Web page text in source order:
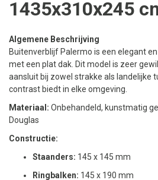
1435x310x245
Algemene Beschrijving
Buitenverblijf Palermo is een elegant
met een plat dak. Dit model is zeer
aansluit bij zowel strakke als landelijke
contrast biedt in elke omgeving.
Materiaal: Onbehandeld, kunstmatig
Douglas
Constructie:
Staanders: 145 x 145 mm
Ringbalken: 145 x 190 mm